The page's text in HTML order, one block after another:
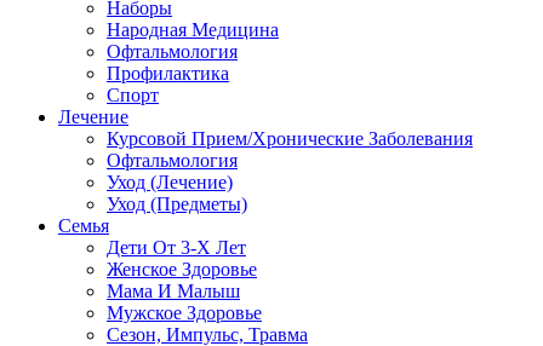
Наборы
Народная Медицина
Офтальмология
Профилактика
Спорт
Лечение
Курсовой Прием/Хронические Заболевания
Офтальмология
Уход (Лечение)
Уход (Предметы)
Семья
Дети От 3-Х Лет
Женское Здоровье
Мама И Малыш
Мужское Здоровье
Сезон, Импульс, Травма